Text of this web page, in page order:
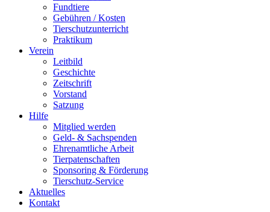
Fundtiere
Gebühren / Kosten
Tierschutzunterricht
Praktikum
Verein
Leitbild
Geschichte
Zeitschrift
Vorstand
Satzung
Hilfe
Mitglied werden
Geld- & Sachspenden
Ehrenamtliche Arbeit
Tierpatenschaften
Sponsoring & Förderung
Tierschutz-Service
Aktuelles
Kontakt